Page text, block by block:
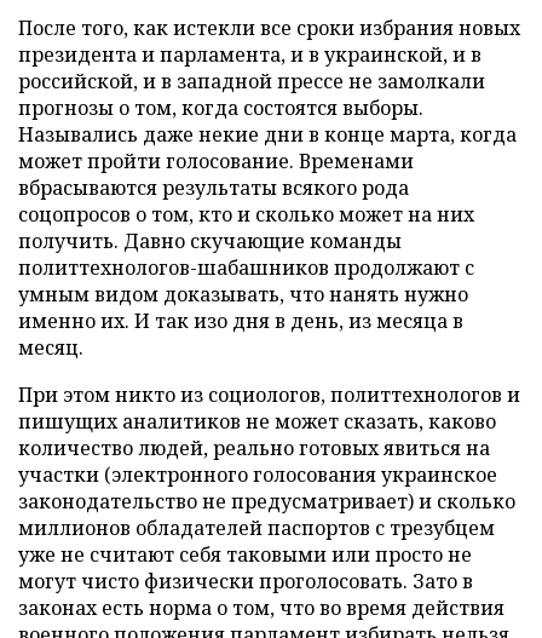
После того, как истекли все сроки избрания новых
президента и парламента, и в украинской, и в
российской, и в западной прессе не замолкали
прогнозы о том, когда состоятся выборы.
Назывались даже некие дни в конце марта, когда
может пройти голосование. Временами
вбрасываются результаты всякого рода
соцопросов о том, кто и сколько может на них
получить. Давно скучающие команды
политтехнологов-шабашников продолжают с
умным видом доказывать, что нанять нужно
именно их. И так изо дня в день, из месяца в
месяц.
При этом никто из социологов, политтехнологов и
пишущих аналитиков не может сказать, каково
количество людей, реально готовых явиться на
участки (электронного голосования украинское
законодательство не предусматривает) и сколько
миллионов обладателей паспортов с трезубцем
уже не считают себя таковыми или просто не
могут чисто физически проголосовать. Зато в
законах есть норма о том, что во время действия